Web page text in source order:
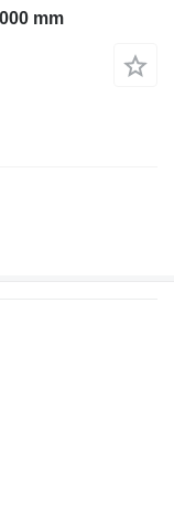
mm